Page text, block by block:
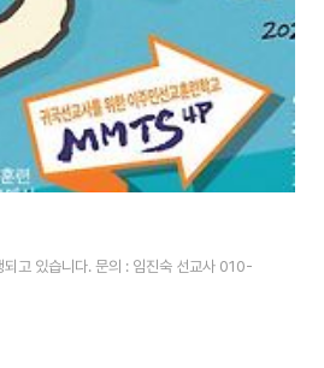
고 있습니다. 문의 : 임진숙 선교사 010-